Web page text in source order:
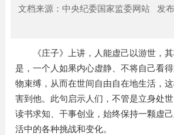
文档来源：中央纪委国家监委网站 发布
《庄子》上讲，人能虚己以游世，
是，一个人如果内心虚静、不将自己看
物束缚，从而在世间自由自在地生活，
害到他。此句启示人们，不管是立身处
读书求知、干事创业，始终保持一颗虚
活中的各种挑战和变化。